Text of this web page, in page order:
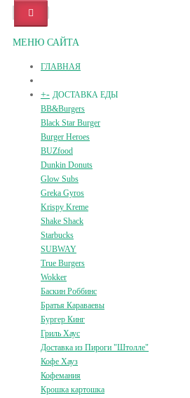
МЕНЮ САЙТА
ГЛАВНАЯ
+- ДОСТАВКА ЕДЫ
BB&Burgers
Black Star Burger
Burger Heroes
BUZfood
Dunkin Donuts
Glow Subs
Greka Gyros
Krispy Kreme
Shake Shack
Starbucks
SUBWAY
True Burgers
Wokker
Баскин Роббинс
Братья Караваевы
Бургер Кинг
Гриль Хаус
Доставка из Пироги "Штолле"
Кофе Хауз
Кофемания
Крошка картошка